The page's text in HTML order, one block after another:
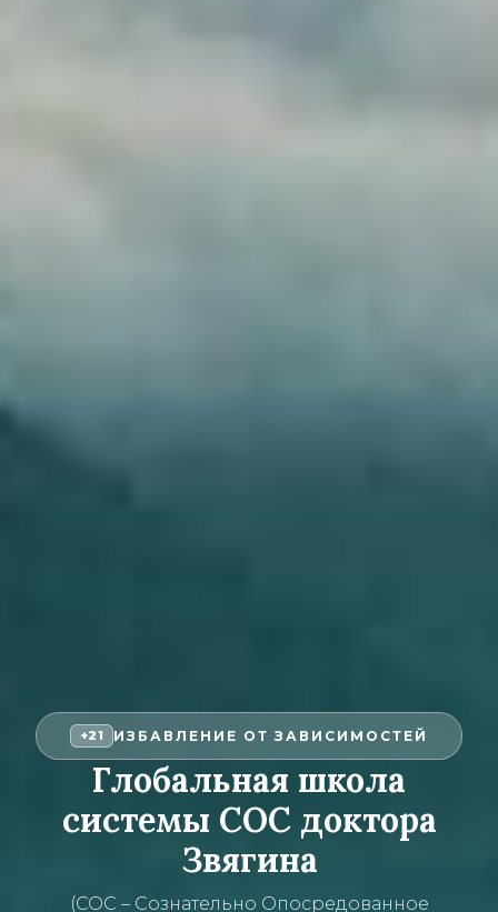
+21 ИЗБАВЛЕНИЕ ОТ ЗАВИСИМОСТЕЙ
Глобальная школа
системы СОС доктора
Звягина
(СОС – Сознательно Опосредованное